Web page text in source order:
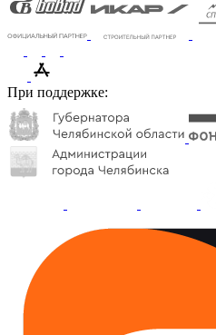
При поддержке: